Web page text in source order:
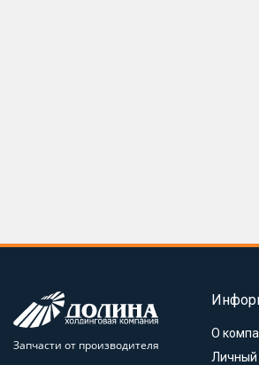
Запчасти от производителя
О
Личный